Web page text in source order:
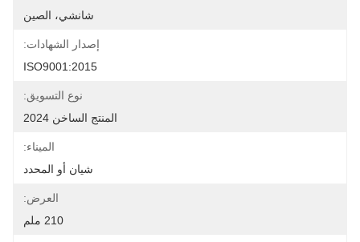
شانشي، الصين
إصدار الشهادات:
ISO9001:2015
نوع التسويق:
المنتج الساخن 2024
الميناء:
شيان أو المحدد
العرض:
210 ملم